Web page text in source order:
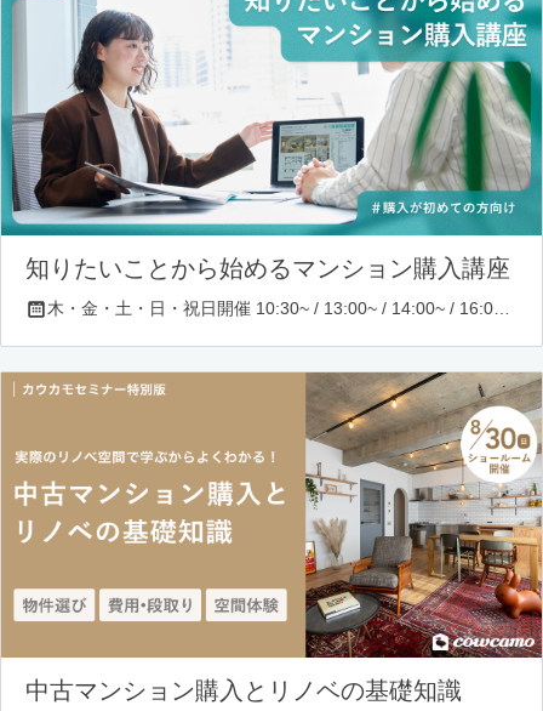
知りたいことから始めるマンション購入講座
木・金・土・日・祝日開催 10:30~ / 13:00~ / 14:00~ / 16:00~ / 17:00~/ 18:30~/ 19:30~
中古マンション購入とリノベの基礎知識